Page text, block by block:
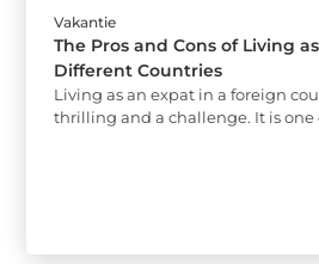
Vakantie
The Pros and Cons of Living
Different Countries
Living as an expat in a foreign
thrilling and a challenge. It is one